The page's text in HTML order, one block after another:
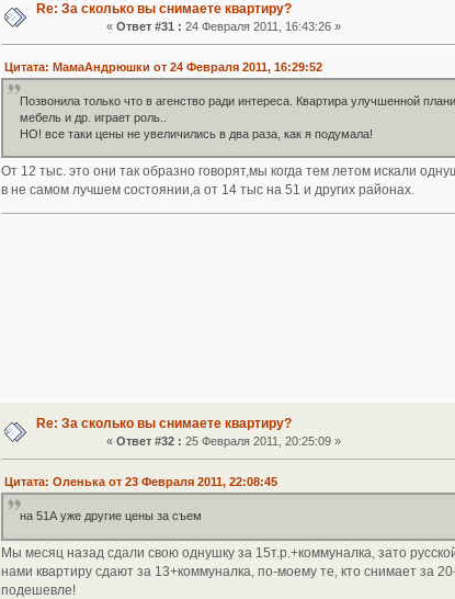
Re: За сколько вы снимаете квартиру?
«Ответ #31 : 24 Февраля 2011, 16:43:26 »
Цитата: МамаАндрюшки от 24 Февраля 2011, 16:29:52
Позвонила только что в агенство ради интереса. Квартира улучшенной
мебель и др. играет роль..
НО! все таки цены не увеличились в два раза, как я подумала!
От 12 тыс. это они так образно говорят,мы когда тем летом искали
в не самом лучшем состоянии,а от 14 тыс на 51 и других районах.
Re: За сколько вы снимаете квартиру?
«Ответ #32 : 25 Февраля 2011, 20:25:09 »
Цитата: Оленька от 23 Февраля 2011, 22:08:45
на 51А уже другие цены за съем
Мы месяц назад сдали свою однушку за 15т.р.+коммуналка, зато
нами квартиру сдают за 13+коммуналка, по-моему те, кто снимает за
подешевле!